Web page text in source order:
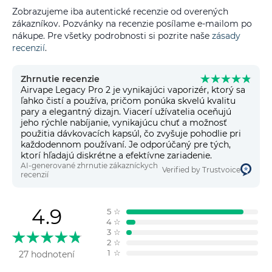
Zobrazujeme iba autentické recenzie od overených
zákazníkov. Pozvánky na recenzie posílame e-mailom po
nákupe. Pre všetky podrobnosti si pozrite naše zásady
recenzií.
Zhrnutie recenzie
Airvape Legacy Pro 2 je vynikajúci vaporizér, ktorý sa
ľahko čistí a používa, pričom ponúka skvelú kvalitu
pary a elegantný dizajn. Viacerí užívatelia oceňujú
jeho rýchle nabíjanie, vynikajúcu chuť a možnosť
použitia dávkovacích kapsúl, čo zvyšuje pohodlie pri
každodennom používaní. Je odporúčaný pre tých,
ktorí hľadajú diskrétne a efektívne zariadenie.
AI-generované zhrnutie zákazníckych
recenzií
Verified by Trustvoice
4.9
27 hodnotení
5 ☆
4 ☆
3 ☆
2 ☆
1 ☆